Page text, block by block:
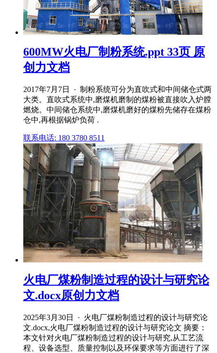
600MW火电厂制粉系统.ppt 33页 原
创力文档
2017年7月7日 · 制粉系统可分为直吹式和中间储仓式两
大类。直吹式系统中,磨煤机磨制的煤粉被直接吹入炉膛
燃烧。中间储仓系统中,磨煤机磨好的煤粉先储存在煤粉
仓中,再根据锅炉负荷 .
联系电话: 180 3780 8511
火电厂煤粉制造过程的设计与研究论
文.docx原创力文档
2025年3月30日 · 火电厂煤粉制造过程的设计与研究论
文.docx,火电厂煤粉制造过程的设计与研究论文 摘要：
本文针对火电厂煤粉制造过程的设计与研究,从工艺流
程、设备选型、质量控制以及环保要求等方面进行了深